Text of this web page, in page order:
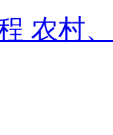
农村